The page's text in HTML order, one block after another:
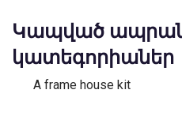
Կապված
կատեգորիաներ
A frame house kit